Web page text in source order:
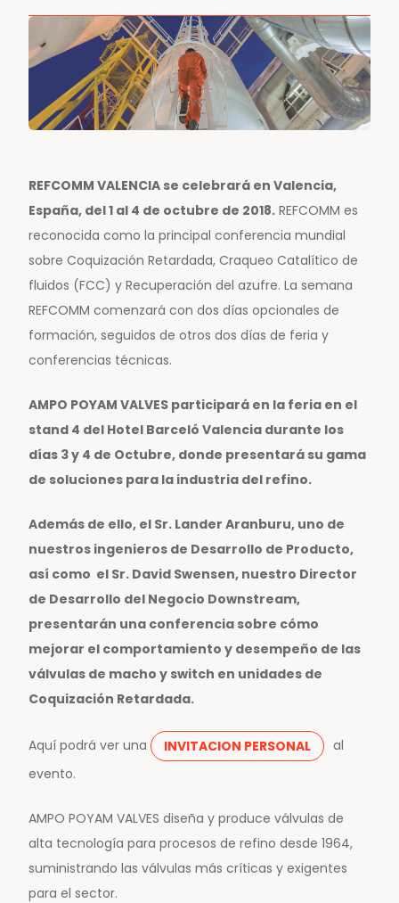
REFCOMM VALENCIA se celebrará en Valencia,
España, del 1 al 4 de octubre de 2018. REFCOMM es
reconocida como la principal conferencia mundial
sobre Coquización Retardada, Craqueo Catalítico de
fluidos (FCC) y Recuperación del azufre. La semana
REFCOMM comenzará con dos días opcionales de
formación, seguidos de otros dos días de feria y
conferencias técnicas.
AMPO POYAM VALVES participará en la feria en el
stand 4 del Hotel Barceló Valencia durante los
días 3 y 4 de Octubre, donde presentará su gama
de soluciones para la industria del refino.
Además de ello, el Sr. Lander Aranburu, uno de
nuestros ingenieros de Desarrollo de Producto,
así como el Sr. David Swensen, nuestro Director
de Desarrollo del Negocio Downstream,
presentarán una conferencia sobre cómo
mejorar el comportamiento y desempeño de las
válvulas de macho y switch en unidades de
Coquización Retardada.
Aquí podrá ver una INVITACION PERSONAL
al
evento.
AMPO POYAM VALVES diseña y produce válvulas de
alta tecnología para procesos de refino desde 1964,
suministrando las válvulas más críticas y exigentes
para el sector.